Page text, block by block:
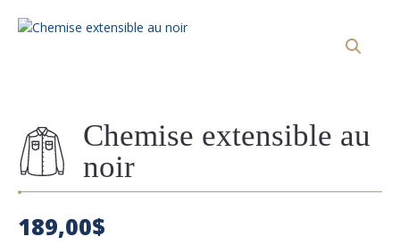
Chemise extensible au
noir
189,00$